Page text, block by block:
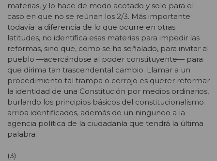
materias, y lo hace de modo acotado y solo para el
caso en que no se reúnan los 2/3. Más importante
todavía: a diferencia de lo que ocurre en otras
latitudes, no identifica esas materias para impedir las
reformas, sino que, como se ha señalado, para invitar al
pueblo —acercándose al poder constituyente— para
que dirima tan trascendental cambio. Llamar a un
procedimiento tal trampa o cerrojo es querer reformar
la identidad de una Constitución por medios ordinarios,
burlando los principios básicos del constitucionalismo
arriba identificados, además de un ninguneo a la
agencia política de la ciudadanía que tendrá la última
palabra.
(3)